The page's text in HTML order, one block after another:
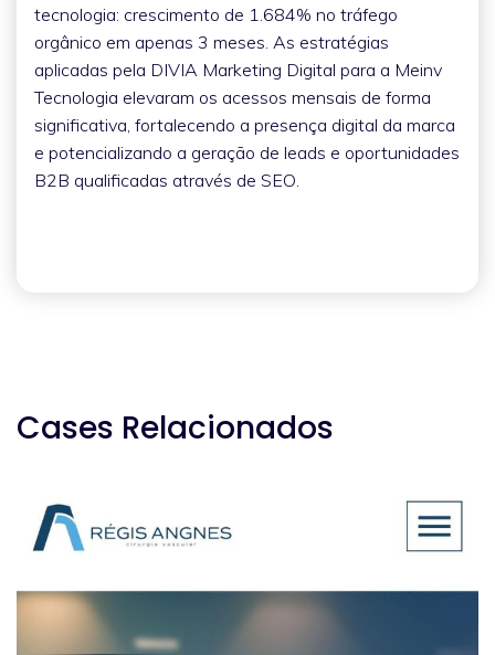
tecnologia: crescimento de 1.684% no tráfego
orgânico em apenas 3 meses. As estratégias
aplicadas pela DIVIA Marketing Digital para a Meinv
Tecnologia elevaram os acessos mensais de forma
significativa, fortalecendo a presença digital da marca
e potencializando a geração de leads e oportunidades
B2B qualificadas através de SEO.
Cases Relacionados